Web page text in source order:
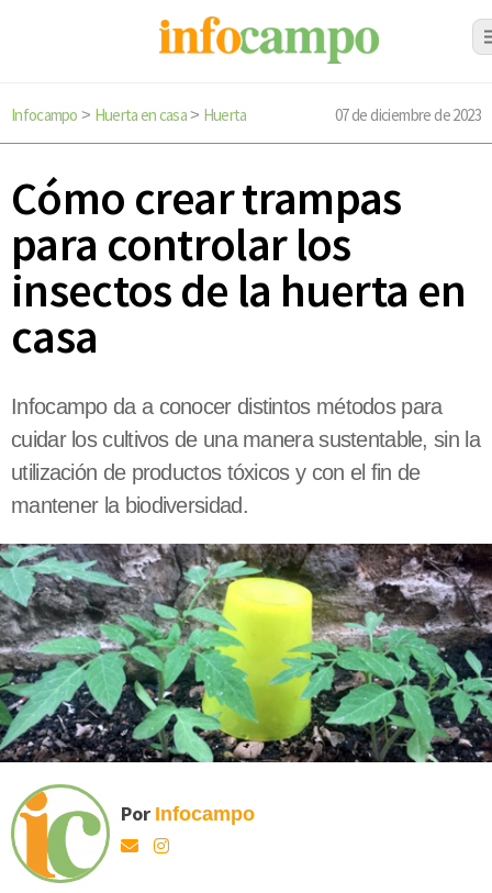
Infocampo > Huerta en casa> Huerta 07 de diciembre de 2023
Cómo crear trampas
para controlar los
insectos de la huerta en
casa
Infocampo da a conocer distintos métodos para
cuidar los cultivos de una manera sustentable, sin la
utilización de productos tóxicos y con el fin de
mantener la biodiversidad.
Por Infocampo